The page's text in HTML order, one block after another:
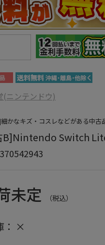
(ニンテンドウ)
かなキズ・コスレなどがある中古
B]Nintendo Switch
未定 （税込）
×